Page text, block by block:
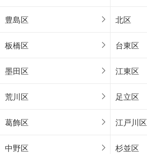
豊島区 北区
板橋区 台東区
墨田区 江東区
荒川区 足立区
葛飾区 江戸川区
中野区 杉並区